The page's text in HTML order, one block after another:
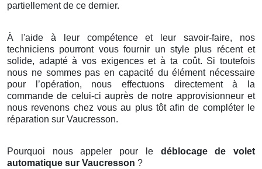
partiellement de ce dernier.
À l'aide à leur compétence et leur savoir-faire, nos
techniciens pourront vous fournir un style plus récent et
solide, adapté à vos exigences et à ta coût. Si toutefois
nous ne sommes pas en capacité du élément nécessaire
pour l’opération, nous effectuons directement à la
commande de celui-ci auprès de notre approvisionneur et
nous revenons chez vous au plus tôt afin de compléter le
réparation sur Vaucresson.
Pourquoi nous appeler pour le déblocage de volet
automatique sur Vaucresson ?